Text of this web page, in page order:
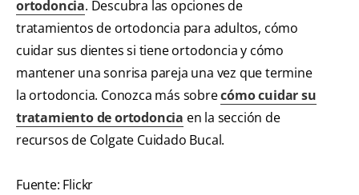
ortodoncia. Descubra las opciones de
tratamientos de ortodoncia para adultos, cómo
cuidar sus dientes si tiene ortodoncia y cómo
mantener una sonrisa pareja una vez que termine
la ortodoncia. Conozca más sobrecómo cuidar su
tratamiento de ortodoncia en la sección de
recursos de Colgate Cuidado Bucal.
Fuente: Flickr